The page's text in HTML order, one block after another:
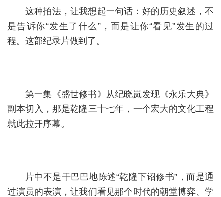
这种拍法，让我想起一句话：好的历史叙述，不
是告诉你“发生了什么”，而是让你“看见”发生的过
程。这部纪录片做到了。
第一集《盛世修书》从纪晓岚发现《永乐大典》
副本切入，那是乾隆三十七年，一个宏大的文化工程
就此拉开序幕。
片中不是干巴巴地陈述“乾隆下诏修书”，而是通
过演员的表演，让我们看见那个时代的朝堂博弈、学